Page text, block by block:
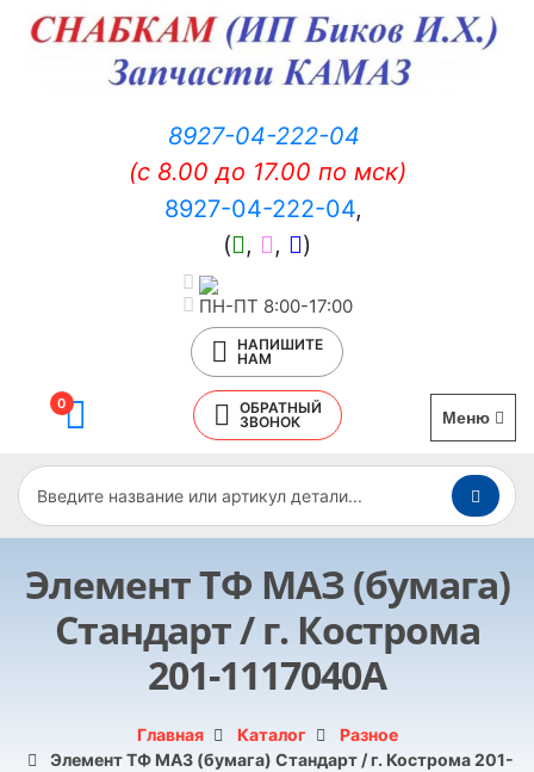
8927-04-222-04
(c 8.00 до 17.00 по мск)
8927-04-222-04,
(
, , )
ПН-ПТ 8:00-17:00
НАПИШИТЕ
НАМ
0
ОБРАТНЫЙ
ЗВОНОК
Меню
Элемент ТФ МАЗ (бумага)
Стандарт / г. Кострома
201-1117040А
Главная Каталог
Разное
Элемент ТФ МАЗ (бумага) Стандарт / г. Кострома 201-